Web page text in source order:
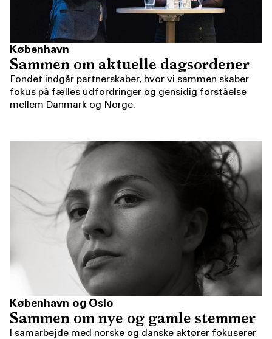
København
Sammen om aktuelle dagsordener
Fondet indgår partnerskaber, hvor vi sammen skaber
fokus på fælles udfordringer og gensidig forståelse
mellem Danmark og Norge.
København og Oslo
Sammen om nye og gamle stemmer
I samarbejde med norske og danske aktører fokuserer